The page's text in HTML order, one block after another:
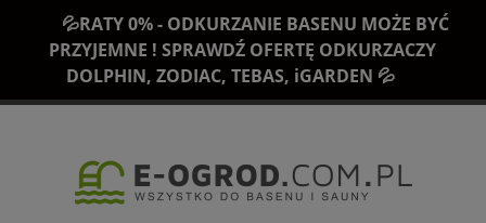
💦RATY 0% - ODKURZANIE BASENU MOŻE BYĆ
PRZYJEMNE ! SPRAWDŹ OFERTĘ ODKURZACZY
DOLPHIN, ZODIAC, TEBAS, iGARDEN 💦